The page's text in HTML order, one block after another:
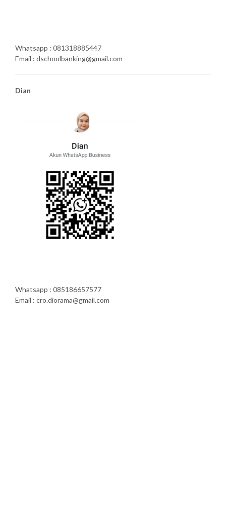
Whatsapp : 081318885447
Email : dschoolbanking@gmail.com
Dian
Whatsapp : 085186657577
Email : cro.diorama@gmail.com